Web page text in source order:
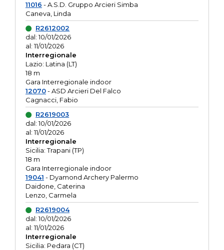
11016 - A.S.D. Gruppo Arcieri Simba
Caneva, Linda
R2612002
dal: 10/01/2026
al: 11/01/2026
Interregionale
Lazio: Latina (LT)
18 m
Gara Interregionale indoor
12070- ASD Arcieri Del Falco
Cagnacci, Fabio
R2619003
dal: 10/01/2026
al: 11/01/2026
Interregionale
Sicilia: Trapani (TP)
18 m
Gara Interregionale indoor
19041 - Dyamond Archery Palermo
Daidone, Caterina
Lenzo, Carmela
R2619004
dal: 10/01/2026
al: 11/01/2026
Interregionale
Sicilia: Pedara (CT)